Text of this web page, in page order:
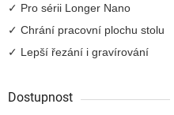
✓ Pro sérii Longer Nano
✓ Chrání pracovní plochu stolu
✓ Lepší řezání i gravírování
Dostupnost